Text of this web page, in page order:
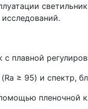
плавной
≥ 95) и спектр,
пленочной